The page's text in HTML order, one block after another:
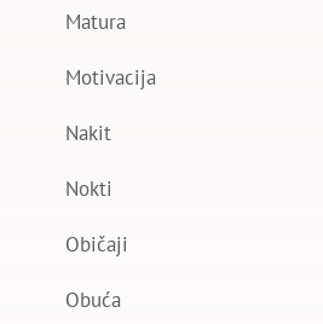
Matura
Motivacija
Nakit
Nokti
Običaji
Obuća